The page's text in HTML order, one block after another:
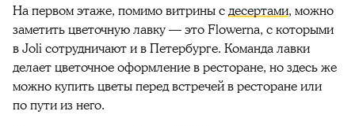
На первом этаже, помимо витрины сдесертами, можно
заметить цветочную лавку — это Flowerna, c которыми
в Joli сотрудничают и в Петербурге. Команда лавки
делает цветочное оформление в ресторане, но здесь же
можно купить цветы перед встречей в ресторане или
по пути из него.